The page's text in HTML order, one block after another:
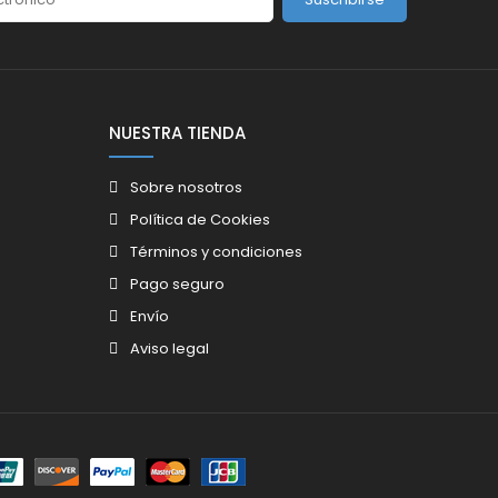
NUESTRA TIENDA
Sobre nosotros
Política de Cookies
Términos y condiciones
Pago seguro
Envío
Aviso legal